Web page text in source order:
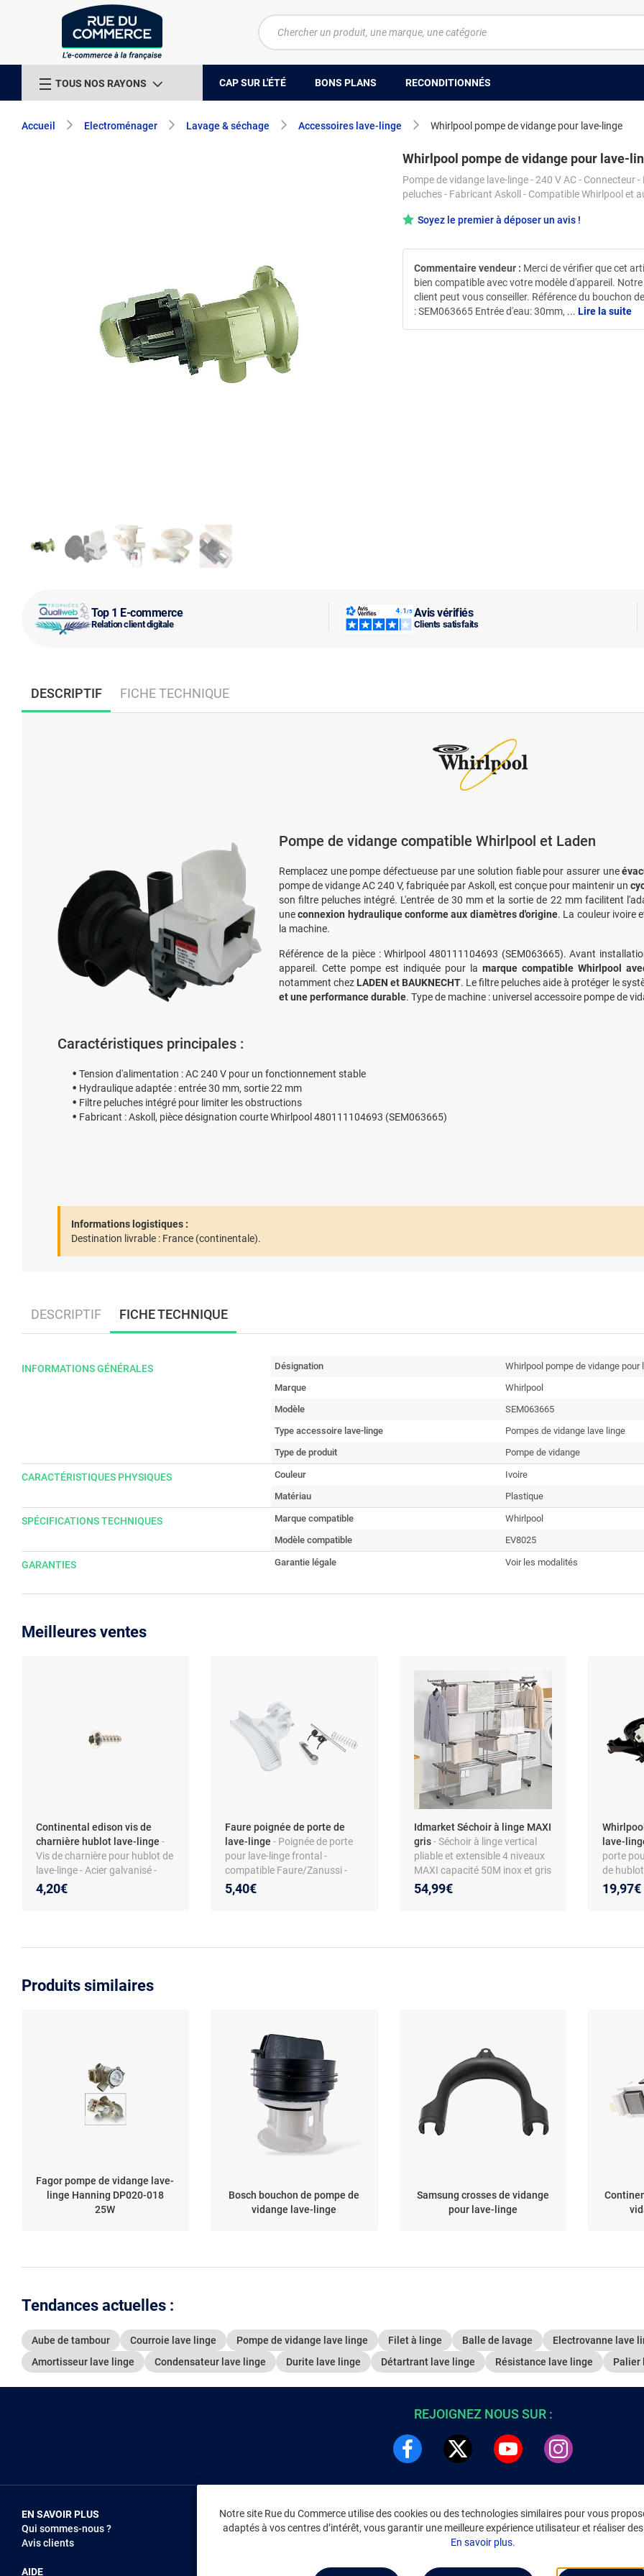
TOUS NOS RAYONS CAP SUR L'ÉTÉ BONS PLANS RECONDITIONNÉS
Accueil Electroménager Lavage & séchage Accessoires lave-linge Whirlpool pompe de vidange pour lave-linge
Top 1 E-commerce
Relation client digitale
Avis vérifiés
Clients satisfaits
Whirlpool pompe de vidange pour lave-
Pompe de vidange lave-linge - 240 V AC - Connecteur -
peluches - Fabricant Askoll - Compatible Whirlpool et
Soyez le premier à déposer un avis !
Commentaire vendeur : Merci de vérifier que cet
bien compatible avec votre modèle d'appareil.
client peut vous conseiller. Référence du bouchon
: SEM063665 Entrée d'eau: 30mm, ... Lire la suite
DESCRIPTIF FICHE TECHNIQUE
Pompe de vidange compatible Whirlpool et Laden
Remplacez une pompe défectueuse par une solution fiable pour assurer une
pompe de vidange AC 240 V, fabriquée par Askoll, est conçue pour maintenir un
son filtre peluches intégré. L'entrée de 30 mm et la sortie de 22 mm facilitent
uneconnexion hydraulique conforme aux diamètres d'origine. La couleur ivoire
la machine.
Référence de la pièce : Whirlpool 480111104693 (SEM063665). Avant
appareil. Cette pompe est indiquée pour lamarque compatible Whirlpool
notamment chez LADEN et BAUKNECHT. Le filtre peluches aide à protéger le
et une performance durable. Type de machine : universel accessoire pompe de
Caractéristiques principales :
Tension d'alimentation : AC 240 V pour un fonctionnement stable
Hydraulique adaptée : entrée 30 mm, sortie 22 mm
Filtre peluches intégré pour limiter les obstructions
Fabricant : Askoll, pièce désignation courte Whirlpool 480111104693 (SEM063665)
Informations logistiques :
Destination livrable : France (continentale).
DESCRIPTIF FICHE TECHNIQUE
INFORMATIONS GÉNÉRALES Désignation
Whirlpool pompe de vidange pour
Marque
Whirlpool
Modèle
SEM063665
Type accessoire lave-linge
Pompes de vidange lave linge
Type de produit
Pompe de vidange
CARACTÉRISTIQUES PHYSIQUES Couleur
Ivoire
Matériau
Plastique
SPÉCIFICATIONS TECHNIQUES Marque compatible
Whirlpool
Modèle compatible
EV8025
GARANTIES Garantie légale Voir les modalités
Meilleures ventes
Continental edison vis de
charnière hublot lave-linge -
Vis de charnière pour hublot de
lave-linge - Acier galvanisé -
Torx 4x12 - Compatible
modèles Continental Edison
4,20€
Faure poignée de porte de
lave-linge - Poignée de porte
pour lave-linge frontal -
compatible Faure/Zanussi -
coloris blanc - matériau ABS
5,40€
Idmarket Séchoir à linge MAXI
gris- Séchoir à linge vertical
pliable et extensible 4 niveaux
MAXI capacité 50M inox et gris
54,99€
lave-
porte
de
19,97€
Produits similaires
Fagor pompe de vidange lave-
linge Hanning DP020-018
25W
Bosch bouchon de pompe de
vidange lave-linge
Samsung crosses de vidange
pour lave-linge
Tendances actuelles :
Aube de tambour Courroie lave linge Pompe de vidange lave linge Filet à linge Balle de lavage Electrovanne lave
Amortisseur lave linge
Condensateur lave linge Durite lave linge Détartrant lave linge Résistance lave linge Palier
Notre site Rue du Commerce utilise des cookies ou des technologies similaires pour vous
adaptés à vos centres d’intérêt, vous garantir une meilleure expérience utilisateur et réaliser
En savoir plus.
REJOIGNEZ NOUS SUR :
EN SAVOIR PLUS
Qui sommes-nous ?
Avis clients
AIDE
NOUS REJOINDRE
Vendez sur RDC
INFORMATIONS LÉGALES
Environnement
CGV/CGU Marketplace
Gérer mes cookies